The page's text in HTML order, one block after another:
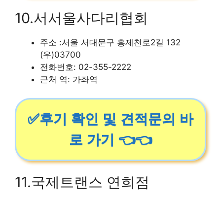
10.서서울사다리협회
주소 :서울 서대문구 홍제천로2길 132
(우)03700
전화번호: 02-355-2222
근처 역: 가좌역
✅후기 확인 및 견적문의 바
로 가기 👈👈
11.국제트랜스 연희점